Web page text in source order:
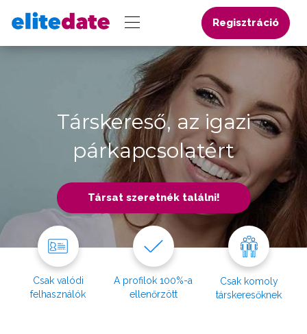
Regisztráció
Társkereső, az igazi
párkapcsolatért
Társat szeretnék találni!
Csak valódi
felhasználók
A profilok 100%-a
ellenőrzött
Csak komoly
társkeresőknek